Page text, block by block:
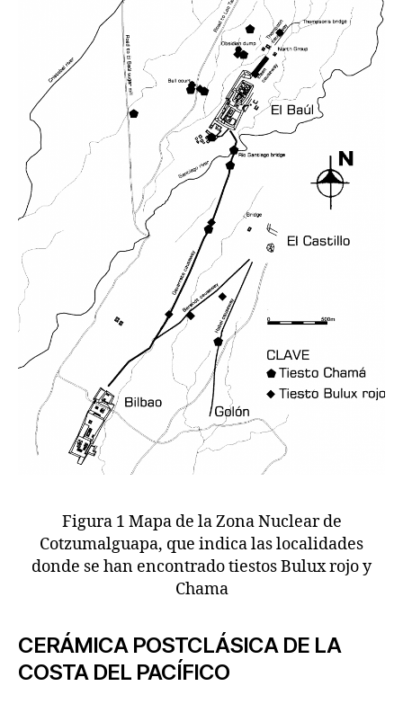
Figura 1 Mapa de la Zona Nuclear de
Cotzumalguapa, que indica las localidades
donde se han encontrado tiestos Bulux rojo y
Chama
CERÁMICA POSTCLÁSICA DE LA
COSTA DEL PACÍFICO